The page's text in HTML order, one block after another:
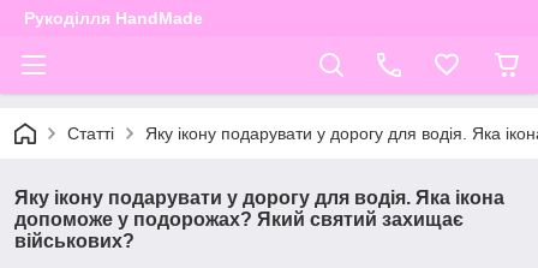
Рукоділля HandMade
Статті Яку ікону подарувати у дорогу для водія. Яка
Яку ікону подарувати у дорогу для водія. Яка ікона
допоможе у подорожах? Який святий захищає
військових?